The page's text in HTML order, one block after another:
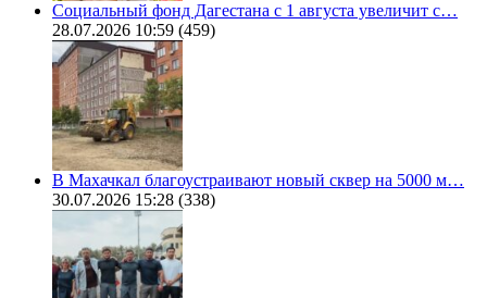
Социальный фонд Дагестана с 1 августа увеличит с…
28.07.2026 10:59 (459)
В Махачкал благоустраивают новый сквер на 5000 м…
30.07.2026 15:28 (338)